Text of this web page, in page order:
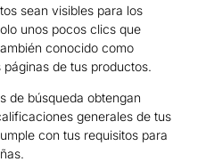
sean visibles para los
unos pocos clics que
conocido como
de tus productos.
de búsqueda obtengan
generales de tus
con tus requisitos para